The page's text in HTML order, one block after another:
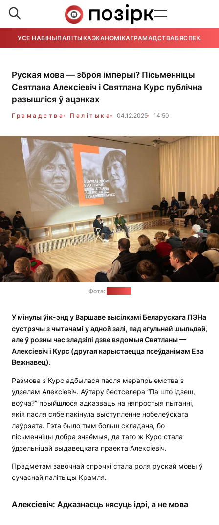
УСЕ НАВІНЫПАЛІТЫКАЭКАНОМІКАГРАМАДСТВАБЯСПЕКА
Руская мова — зброя імперыі? Пісьменніцы
Святлана Алексіевіч і Святлана Курс публічна
разышліся ў ацэнках
Грамадства Палітыка 04.12.2025 14:50
Фота:
У мінулы ўік-энд у Варшаве высілкамі Беларускага ПЭНа
сустрэчы з чытачамі у адной залі, пад агульнай шыльдай,
але ў розны час зладзілі дзве вядомыя Святланы —
Алексіевіч і Курс (другая карыстаецца псеўданімам Ева
Вежнавец).
Размова з Курс адбылася пасля мерапрыемства з
удзелам Алексіевіч. Аўтару бестселера “Па што ідзеш,
воўча?” прыйшлося адказваць на няпростыя пытанні,
якія пасля сябе пакінула выступленне нобелеўскага
лаўрэата. Гэта было тым больш складана, бо
пісьменніцы добра знаёмыя, да таго ж Курс стала
ўдзельніцай выдавецкага праекта Алексіевіч.
Прадметам завочнай спрэчкі стала роля рускай мовы ў
сучаснай палітыцы Крамля.
Алексіевіч: Адказнасць нясуць ідэі, а не мова